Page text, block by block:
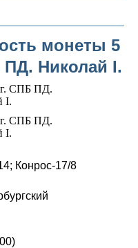
монеты 5
ПД. Николай I.
Конрос-17/8